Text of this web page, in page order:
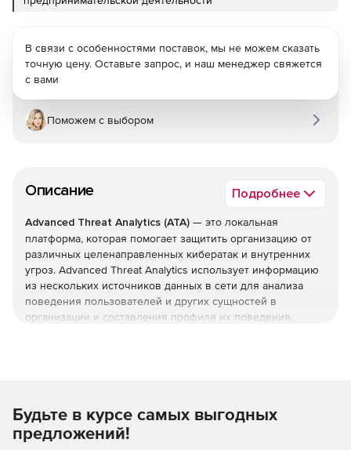
Описание Подробнее
Advanced Threat Analytics (ATA) — это локальная
платформа, которая помогает защитить организацию от
различных целенаправленных кибератак и внутренних
угроз. Advanced Threat Analytics использует информацию
из нескольких источников данных в сети для анализа
поведения пользователей и других сущностей в
организации и составления профиля их поведения.
Microsoft Advanced Threat Analytics
(ATA) обладает следующими преимуществами:
В связи с особенностями поставок, мы не можем сказать
точную цену. Оставьте запрос, и наш менеджер свяжется
с вами
Поможем с выбором
Будьте в курсе самых выгодных
предложений!